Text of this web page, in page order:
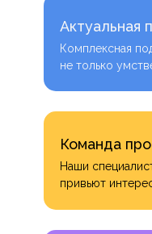
Команда
Наши
привьют
Актуальная
Комплексная
не только